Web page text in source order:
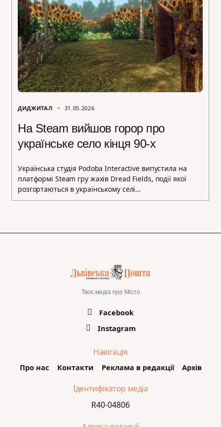
ДИДЖИТАЛ 31.05.2026
На Steam вийшов горор про
українське село кінця 90-х
Українська студія Podoba Interactive випустила на
платформі Steam гру жахів Dread Fields, події якої
розгортаються в українському селі…
Твоє медіа про Місто
Facebook
Instagram
Навігація
Про нас Контакти Реклама в редакції Архів
Ідентифікатор медіа
R40-04806